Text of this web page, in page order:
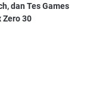
dan Tes Games
Zero 30